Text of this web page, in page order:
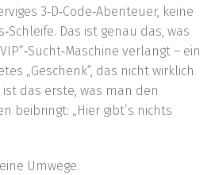
3‑D‑Code‑Abenteuer, keine
Das ist genau das, was
verlangt – ein
„Geschenk“, das nicht wirklich
das erste, was man den
beibringt: „Hier gibt’s nichts
Umwege.